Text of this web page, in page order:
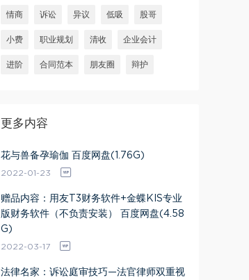
情商 诉讼 异议 低吸 股哥
小费 职业规划 清收 企业会计
进阶 合同范本 朋友圈 辩护
更多内容
花与兽备孕瑜伽 百度网盘(1.76G)
2022-01-23
赠品内容：用友T3财务软件+金蝶KIS专业
版财务软件（不负责安装） 百度网盘(4.58
G)
2022-03-17
法律名家：诉讼庭审技巧—法官律师双重视